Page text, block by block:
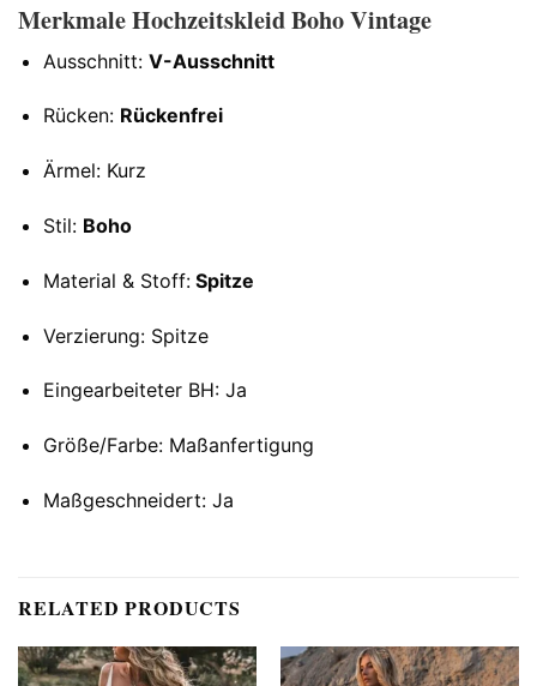
Merkmale Hochzeitskleid Boho Vintage
Ausschnitt: V-Ausschnitt
Rücken: Rückenfrei
Ärmel: Kurz
Stil: Boho
Material & Stoff:Spitze
Verzierung: Spitze
Eingearbeiteter BH: Ja
Größe/Farbe: Maßanfertigung
Maßgeschneidert: Ja
RELATED PRODUCTS